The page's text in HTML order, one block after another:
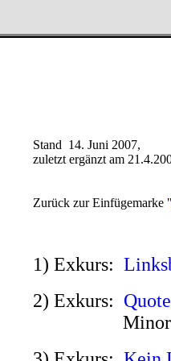
Stand 14. Juni 2007,
zuletzt ergänzt am
Zurück zur Einfügemarke "
1) Exkurs:
2) Exkurs: